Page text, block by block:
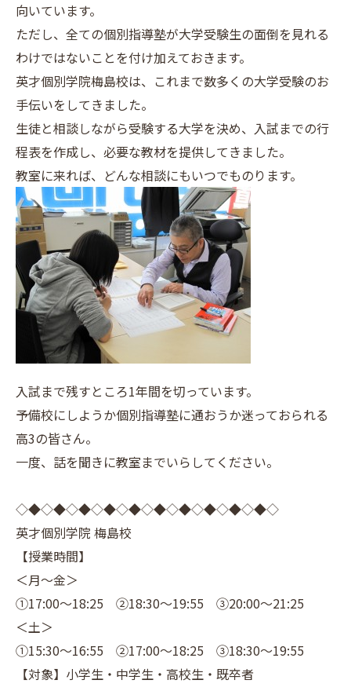
向いています。
ただし、全ての個別指導塾が大学受験生の面倒を見れる
わけではないことを付け加えておきます。
英才個別学院梅島校は、これまで数多くの大学受験のお
手伝いをしてきました。
生徒と相談しながら受験する大学を決め、入試までの行
程表を作成し、必要な教材を提供してきました。
教室に来れば、どんな相談にもいつでものります。
入試まで残すところ1年間を切っています。
予備校にしようか個別指導塾に通おうか迷っておられる
高3の皆さん。
一度、話を聞きに教室までいらしてください。
◇◆◇◆◇◆◇◆◇◆◇◆◇◆◇◆◇◆◇◆◇
英才個別学院 梅島校
【授業時間】
＜月～金＞
①17:00～18:25 ②18:30～19:55 ③20:00～21:25
＜土＞
①15:30～16:55 ②17:00～18:25 ③18:30～19:55
【対象】小学生・中学生・高校生・既卒者